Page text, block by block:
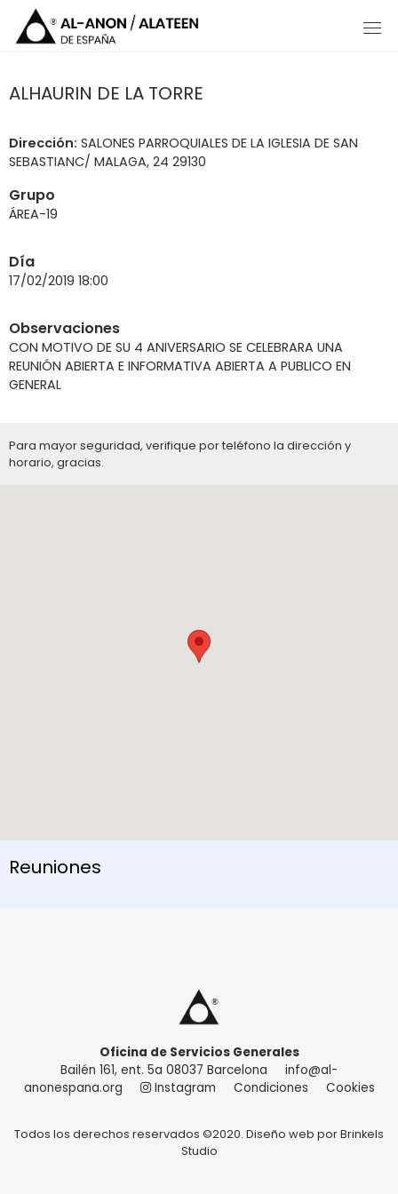
Reuniones
ALHAURIN DE LA TORRE
Dirección: SALONES PARROQUIALES DE LA IGLESIA DE SAN
SEBASTIANC/ MALAGA, 24 29130
Grupo
ÁREA-19
Día
17/02/2019 18:00
Observaciones
CON MOTIVO DE SU 4 ANIVERSARIO SE CELEBRARA UNA
REUNIÓN ABIERTA E INFORMATIVA ABIERTA A PUBLICO EN
GENERAL
Para mayor seguridad, verifique por teléfono la dirección y
horario, gracias.
Oficina de Servicios Generales
Bailén 161, ent. 5a 08037 Barcelona
info@al-
anonespana.org
Instagram Condiciones Cookies
Todos los derechos reservados ©2020. Diseño web porBrinkels
Studio